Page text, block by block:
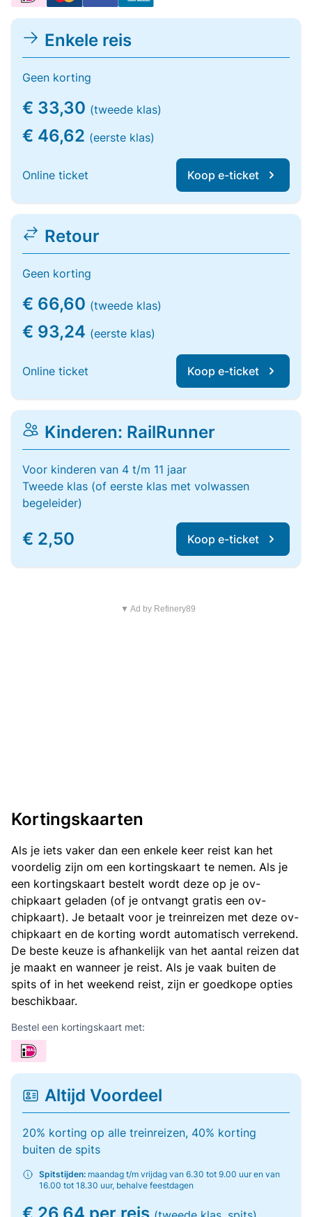
Enkele reis
Geen korting
€ 33,30 (tweede klas)
€ 46,62 (eerste klas)
Online ticket Koop e-ticket
Retour
Geen korting
€ 66,60 (tweede klas)
€ 93,24 (eerste klas)
Online ticket Koop e-ticket
Kinderen: RailRunner
Voor kinderen van 4 t/m 11 jaar
Tweede klas (of eerste klas met volwassen
begeleider)
€ 2,50 Koop e-ticket
▼ Ad by Refinery89
Kortingskaarten
Als je iets vaker dan een enkele keer reist kan het
voordelig zijn om een kortingskaart te nemen. Als je
een kortingskaart bestelt wordt deze op je ov-
chipkaart geladen (of je ontvangt gratis een ov-
chipkaart). Je betaalt voor je treinreizen met deze ov-
chipkaart en de korting wordt automatisch verrekend.
De beste keuze is afhankelijk van het aantal reizen dat
je maakt en wanneer je reist. Als je vaak buiten de
spits of in het weekend reist, zijn er goedkope opties
beschikbaar.
Bestel een kortingskaart met:
Altijd Voordeel
20% korting op alle treinreizen, 40% korting
buiten de spits
Spitstijden: maandag t/m vrijdag van 6.30 tot 9.00 uur en van
16.00 tot 18.30 uur, behalve feestdagen